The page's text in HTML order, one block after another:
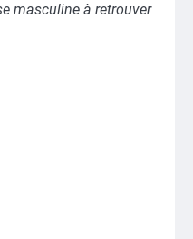
masculine à retrouver